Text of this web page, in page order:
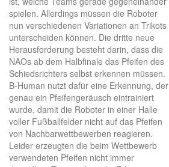
spielen. Allerdings müssen die Roboter
nun verschiedenen Variationen an Trikots
unterscheiden können. Die dritte neue
Herausforderung besteht darin, dass die
NAOs ab dem Halbfinale das Pfeifen des
Schiedsrichters selbst erkennen müssen.
B-Human nutzt dafür eine Erkennung, der
genau ein Pfeifengeräusch eintrainiert
wurde, damit die Roboter in einer Halle
voller Fußballfelder nicht auf das Pfeifen
von Nachbarwettbewerben reagieren.
Leider erzeugten die beim Wettbewerb
verwendeten Pfeifen nicht immer